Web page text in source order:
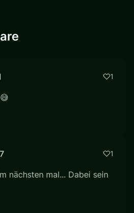
1
1
nächsten mal... Dabei sein